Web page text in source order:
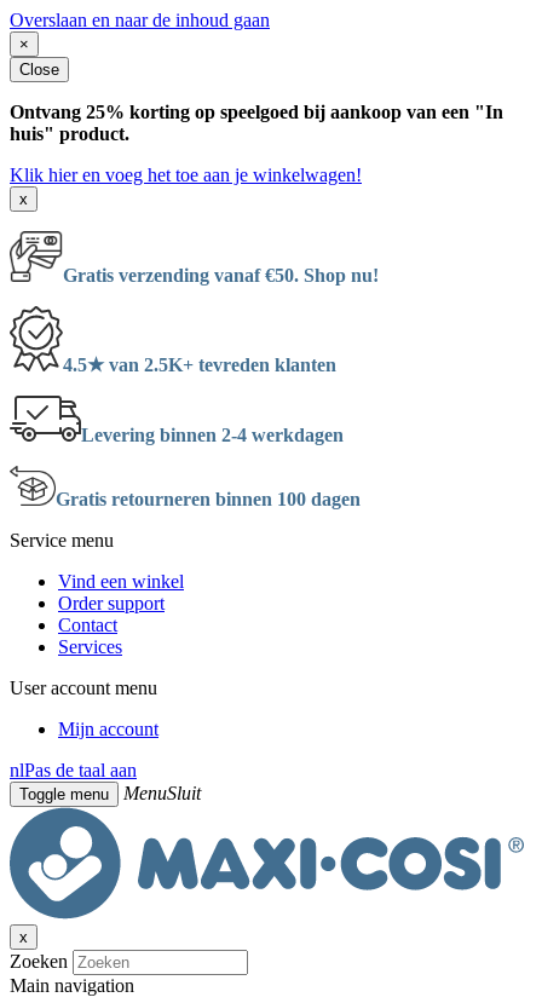
Overslaan en naar de inhoud gaan
×
Close
Ontvang 25% korting op speelgoed bij aankoop van een "In
huis" product.
Klik hier en voeg het toe aan je winkelwagen!
x
Gratis verzending vanaf €50. Shop nu!
4.5★ van 2.5K+ tevreden klanten
Levering binnen 2-4 werkdagen
Gratis retourneren binnen 100 dagen
Service menu
Vind een winkel
Order support
Contact
Services
User account menu
Mijn account
nlPas de taal aan
Toggle menu MenuSluit
x
Zoeken
Main navigation